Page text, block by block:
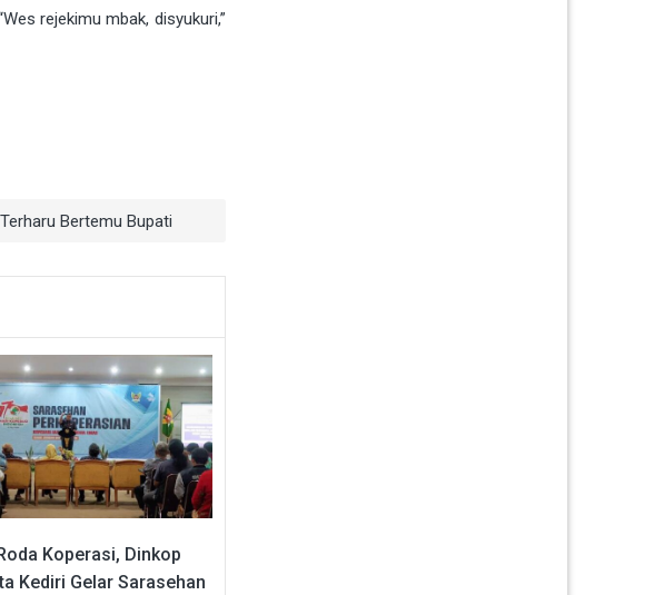
rejekimu mbak, disyukuri,”
Bertemu Bupati
Koperasi, Dinkop
Kediri Gelar Sarasehan